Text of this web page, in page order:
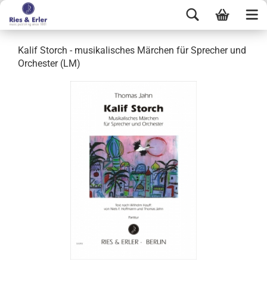
Kalif Storch - musikalisches Märchen für Sprecher und
Orchester (LM)